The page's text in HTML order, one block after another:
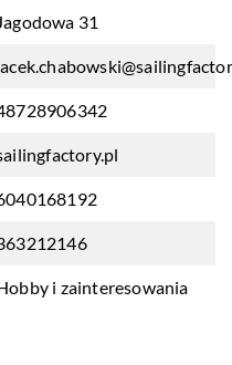
31
i zainteresowania